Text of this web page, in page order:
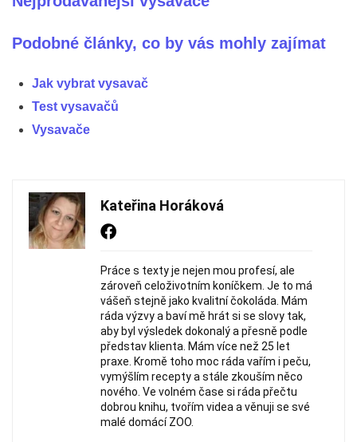
Podobné články, co by vás mohly zajímat
Jak vybrat vysavač
Test vysavačů
Vysavače
Kateřina Horáková
Práce s texty je nejen mou profesí, ale
zároveň celoživotním koníčkem. Je to má
vášeň stejně jako kvalitní čokoláda. Mám
ráda výzvy a baví mě hrát si se slovy tak,
aby byl výsledek dokonalý a přesně podle
představ klienta. Mám více než 25 let
praxe. Kromě toho moc ráda vařím i peču,
vymýšlím recepty a stále zkouším něco
nového. Ve volném čase si ráda přečtu
dobrou knihu, tvořím videa a věnuji se své
malé domácí ZOO.